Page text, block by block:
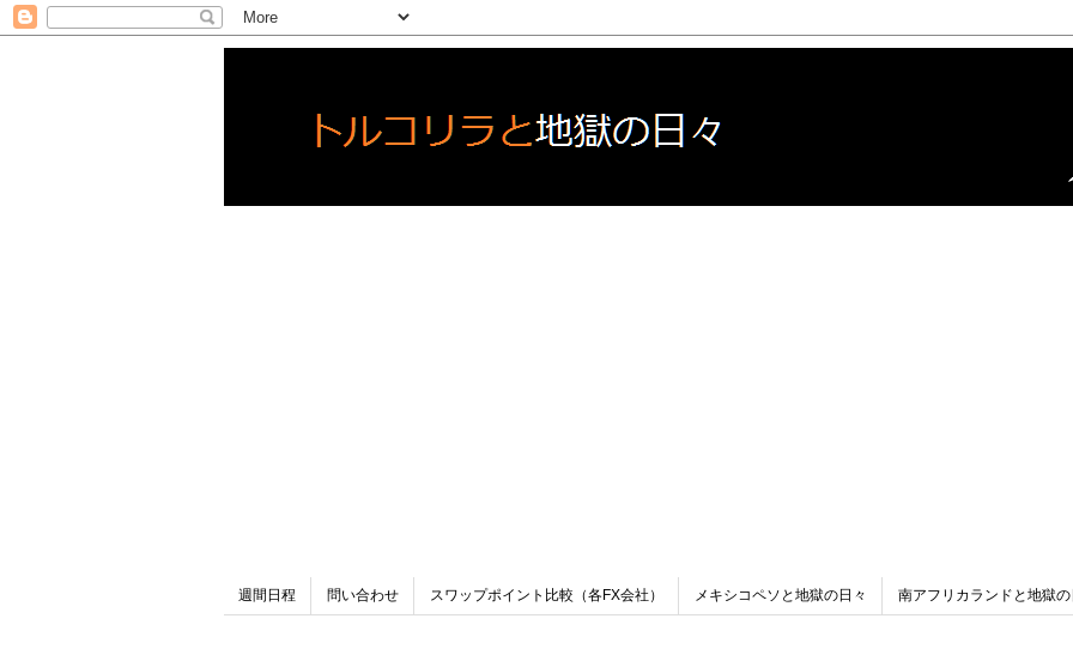
週間日程 問い合わせ スワップポイント比較（各FX会社） メキシコペソと地獄の日々 南アフリカランドと地獄